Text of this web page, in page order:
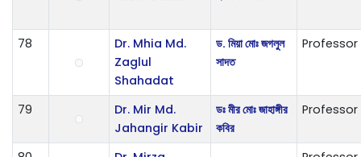
78
Dr. Mhia Md.
Zaglul
Shahadat
ড. মিয়া মোঃ জগলুল
সাদত
Professor
79
Dr. Mir Md.
Jahangir Kabir
ডঃ মীর মোঃ জাহাঙ্গীর
কবির
Professor